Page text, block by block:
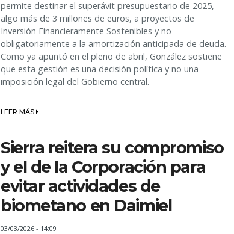
permite destinar el superávit presupuestario de 2025,
algo más de 3 millones de euros, a proyectos de
Inversión Financieramente Sostenibles y no
obligatoriamente a la amortización anticipada de deuda.
Como ya apuntó en el pleno de abril, González sostiene
que esta gestión es una decisión política y no una
imposición legal del Gobierno central.
LEER MÁS
Sierra reitera su compromiso
y el de la Corporación para
evitar actividades de
biometano en Daimiel
03/03/2026 - 14:09